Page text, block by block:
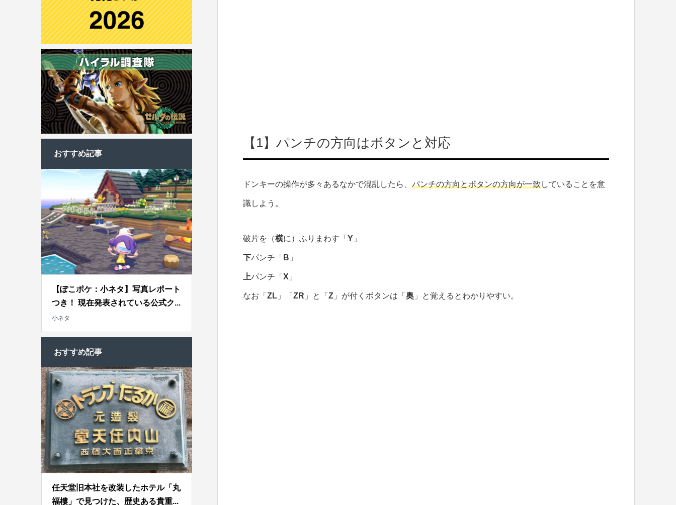
【1】パンチの方向はボタンと対応
ドンキーの操作が多々あるなかで混乱したら、 パンチの方向とボタンの方向が一致していることを意
識しよう。
破片を（横に）ふりまわす「 Y」
下パンチ「 B 」
上パンチ「 X 」
なお「 ZL」「 ZR 」と「 Z」が付くボタンは「 奥」と覚えるとわかりやすい。
おすすめ記事
【ぽこポケ：小ネタ】写真レポート
つき！ 現在発表されている公式ク...
小ネタ
おすすめ記事
任天堂旧本社を改装したホテル「丸
福樓」で見つけた、歴史ある貴重...